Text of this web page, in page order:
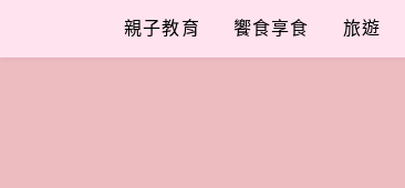
content
親子教育 饗食享食 旅遊